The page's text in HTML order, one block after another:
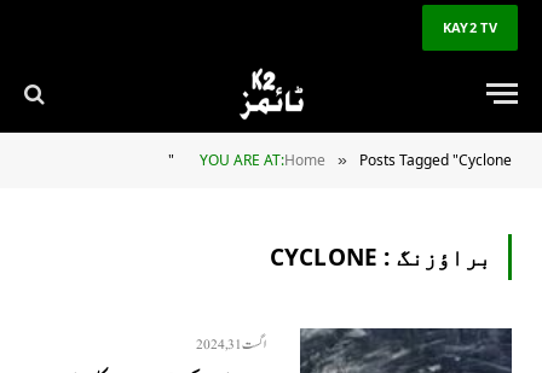
KAY2 TV
YOU ARE AT:Home » Posts Tagged "Cyclone"
براؤزنگ : CYCLONE
اگست 31, 2024